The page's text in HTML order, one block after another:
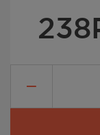
238